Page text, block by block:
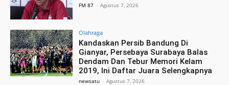
FM 87 - Agustus 7, 2026
Olahraga
Kandaskan Persib Bandung Di
Gianyar, Persebaya Surabaya Balas
Dendam Dan Tebur Memori Kelam
2019, Ini Daftar Juara Selengkapnya
newsatu - Agustus 7, 2026